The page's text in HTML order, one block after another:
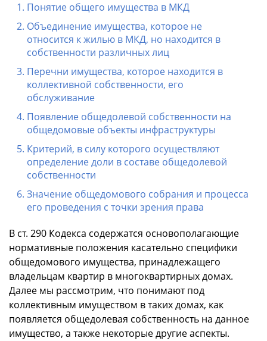
Понятие общего имущества в МКД
Объединение имущества, которое не
относится к жилью в МКД, но находится в
собственности различных лиц
Перечни имущества, которое находится в
коллективной собственности, его
обслуживание
Появление общедолевой собственности на
общедомовые объекты инфраструктуры
Критерий, в силу которого осуществляют
определение доли в составе общедолевой
собственности
Значение общедомового собрания и процесса
его проведения с точки зрения права
В ст. 290 Кодекса содержатся основополагающие
нормативные положения касательно специфики
общедомового имущества, принадлежащего
владельцам квартир в многоквартирных домах.
Далее мы рассмотрим, что понимают под
коллективным имуществом в таких домах, как
появляется общедолевая собственность на данное
имущество, а также некоторые другие аспекты.